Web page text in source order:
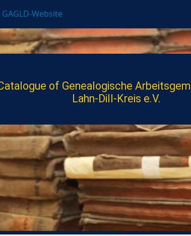
Kreis e.V.
Website
of Genealogische
Lahn-Dill-Kreis e.V.